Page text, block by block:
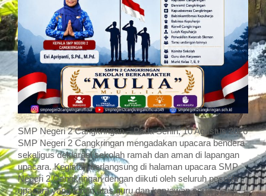
SMP Negeri 2 Cangkringan – Pada Senin, 10 Agustus 2026
SMP Negeri 2 Cangkringan mengadakan upacara bendera
sekaligus deklarasi sekolah ramah dan aman di lapangan
upacara. Kegiatan berlangsung di halaman upacara SMP
Negeri 2 Cangkringan dengan diikuti oleh seluruh peserta
upacara yang terdiri atas guru dan karyawan serta siswa